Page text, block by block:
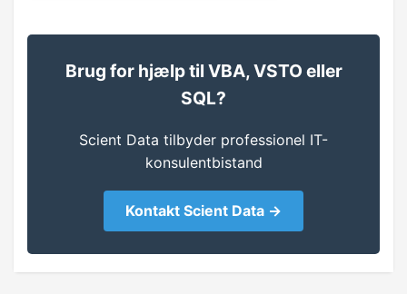
Brug for hjælp til VBA, VSTO eller
SQL?
Scient Data tilbyder professionel IT-
konsulentbistand
Kontakt Scient Data →